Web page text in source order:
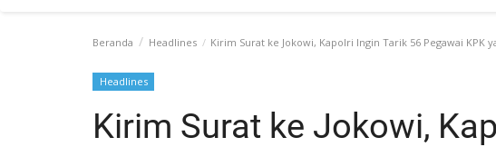
Beranda Headlines Kirim Surat ke Jokowi, Kapolri Ingin Tarik 56 Pegawai KPK
Headlines
Kirim Surat ke Jokowi,